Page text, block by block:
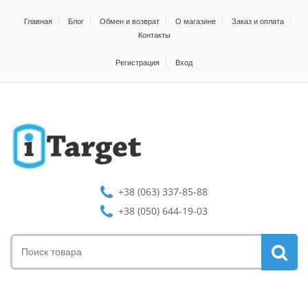
Главная Блог Обмен и возврат О магазине
Заказ и оплата
Контакты
Регистрация Вход
+38 (063) 337-85-88
+38 (050) 644-19-03